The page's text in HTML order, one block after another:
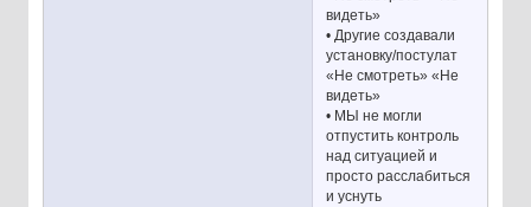
видеть»
• Другие создавали
установку/постулат
«Не смотреть» «Не
видеть»
• МЫ не могли
отпустить контроль
над ситуацией и
просто расслабиться
и уснуть